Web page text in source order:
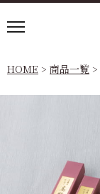
HOME 商品一覧